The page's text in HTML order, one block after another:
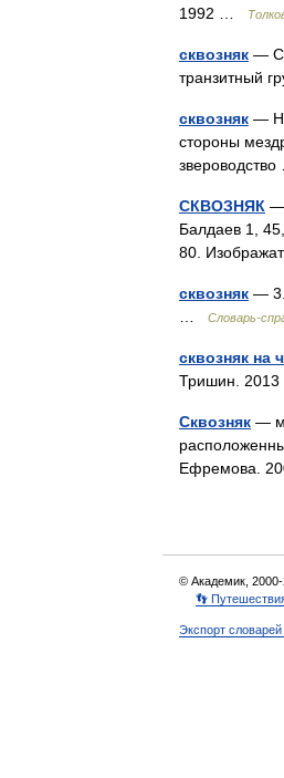
1992 …
сквозняк —
транзитный
сквозняк —
стороны
СКВОЗНЯК —
Балдаев 1,
80.
сквозняк —
Словарь-
сквозняк на
Тришин.
Сквозняк —
Ефремова.
© Академик,
👣
Экспорт